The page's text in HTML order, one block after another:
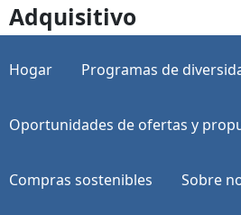
Adquisitivo
Hogar Programas de
Oportunidades de ofertas y
Compras sostenibles Sobre